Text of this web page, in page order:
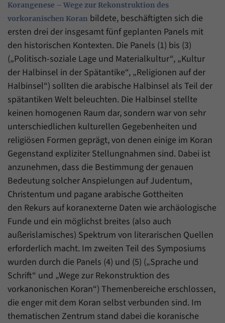
Korangenese – Wege zur Rekonstruktion des
vorkoranischen Koran bildete, beschäftigten sich die
ersten drei der insgesamt fünf geplanten Panels mit
den historischen Kontexten. Die Panels (1) bis (3)
(„Politisch-soziale Lage und Materialkultur“, „Kultur
der Halbinsel in der Spätantike“, „Religionen auf der
Halbinsel“) sollten die arabische Halbinsel als Teil der
spätantiken Welt beleuchten. Die Halbinsel stellte
keinen homogenen Raum dar, sondern war von sehr
unterschiedlichen kulturellen Gegebenheiten und
religiösen Formen geprägt, von denen einige im Koran
Gegenstand expliziter Stellungnahmen sind. Dabei ist
anzunehmen, dass die Bestimmung der genauen
Bedeutung solcher Anspielungen auf Judentum,
Christentum und pagane arabische Gottheiten
den Rekurs auf koranexterne Daten wie archäologische
Funde und ein möglichst breites (also auch
außerislamisches) Spektrum von literarischen Quellen
erforderlich macht. Im zweiten Teil des Symposiums
wurden durch die Panels (4) und (5) („Sprache und
Schrift“ und „Wege zur Rekonstruktion des
vorkanonischen Koran“) Themenbereiche erschlossen,
die enger mit dem Koran selbst verbunden sind. Im
thematischen Zentrum stand dabei die koranische
Name _pk_ses
Anbieter Matomo
Laufzeit 30 Minuten
Zweck
Mit diesem Cookie können wir für kurze Zeit
Daten über den aktuellen Aufenthalt von
Besuchern auf unserer Internetseite
speichern.